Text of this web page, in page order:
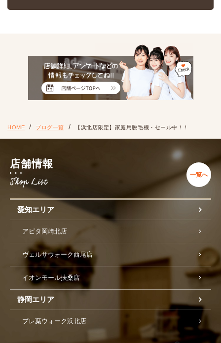
HOME ブログ一覧 【浜北店限定】家庭用脱毛機・セール中！！
店舗情報
一覧へ
愛知エリア
アピタ岡崎北店
ヴェルサウォーク西尾店
イオンモール扶桑店
静岡エリア
プレ葉ウォーク浜北店